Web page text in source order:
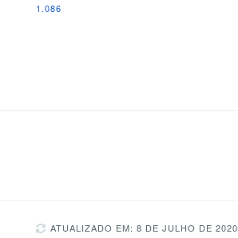
1.086
ATUALIZADO EM: 8 DE JULHO DE 2020